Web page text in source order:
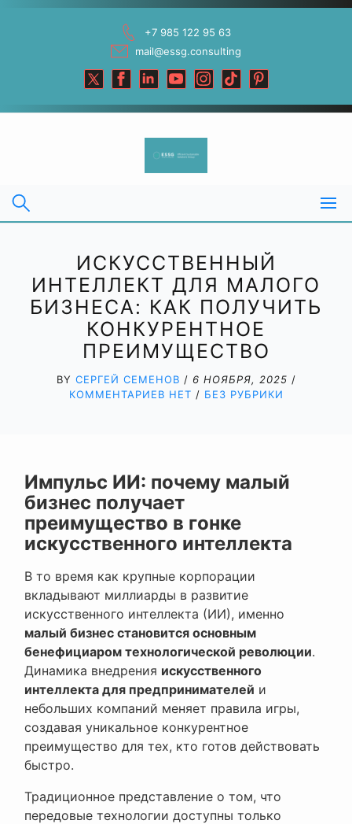
+7 985 122 95 63
mail@essg.consulting
ИСКУССТВЕННЫЙ
ИНТЕЛЛЕКТ ДЛЯ МАЛОГО
БИЗНЕСА: КАК ПОЛУЧИТЬ
КОНКУРЕНТНОЕ
ПРЕИМУЩЕСТВО
BY СЕРГЕЙ СЕМЕНОВ / 6 НОЯБРЯ, 2025 /
КОММЕНТАРИЕВ НЕТ / БЕЗ РУБРИКИ
Импульс ИИ: почему малый
бизнес получает
преимущество в гонке
искусственного интеллекта
В то время как крупные корпорации
вкладывают миллиарды в развитие
искусственного интеллекта (ИИ), именно
малый бизнес становится основным
бенефициаром технологической революции.
Динамика внедрения искусственного
интеллекта для предпринимателей и
небольших компаний меняет правила игры,
создавая уникальное конкурентное
преимущество для тех, кто готов действовать
быстро.
Традиционное представление о том, что
передовые технологии доступны только